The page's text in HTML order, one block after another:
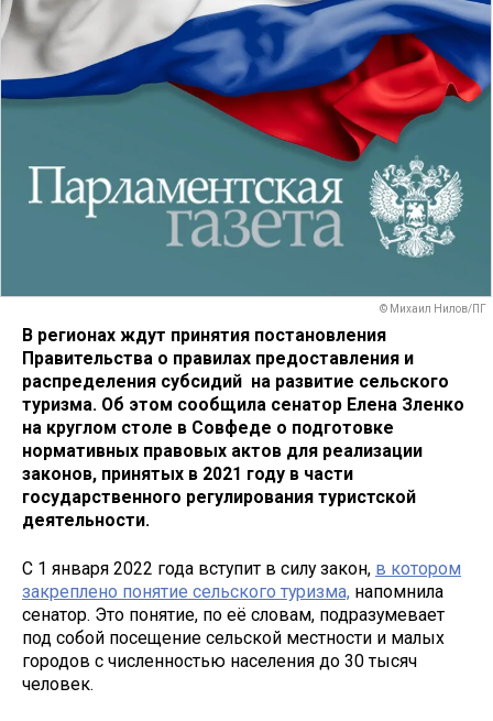
© Михаил Нилов/ПГ
В регионах ждут принятия постановления
Правительства о правилах предоставления и
распределения субсидий на развитие сельского
туризма. Об этом сообщила сенатор Елена Зленко
на круглом столе в Совфеде о подготовке
нормативных правовых актов для реализации
законов, принятых в 2021 году в части
государственного регулирования туристской
деятельности.
С 1 января 2022 года вступит в силу закон, в котором
закреплено понятие сельского туризма, напомнила
сенатор. Это понятие, по её словам, подразумевает
под собой посещение сельской местности и малых
городов с численностью населения до 30 тысяч
человек.